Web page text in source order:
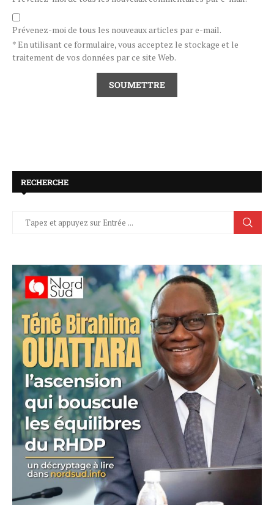
Prévenez-moi de tous les nouveaux articles par e-mail.
* En utilisant ce formulaire, vous acceptez le stockage et le
traitement de vos données par ce site Web.
RECHERCHE